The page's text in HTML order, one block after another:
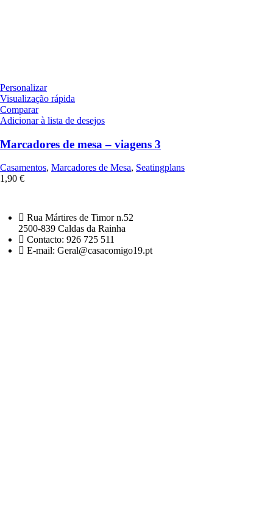
Personalizar
Visualização rápida
Comparar
Adicionar à lista de desejos
Marcadores de mesa – viagens 3
Casamentos, Marcadores de Mesa, Seatingplans
1,90 €
Rua Mártires de Timor n.52
2500-839 Caldas da Rainha
Contacto: 926 725 511
E-mail: Geral@casacomigo19.pt